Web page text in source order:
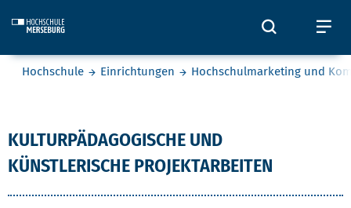
Öffnet
Sie befinden sich hier:
Hochschule Einrichtungen Hochschulmarketing und
KULTURPÄDAGOGISCHE UND
KÜNSTLERISCHE PROJEKTARBEITEN